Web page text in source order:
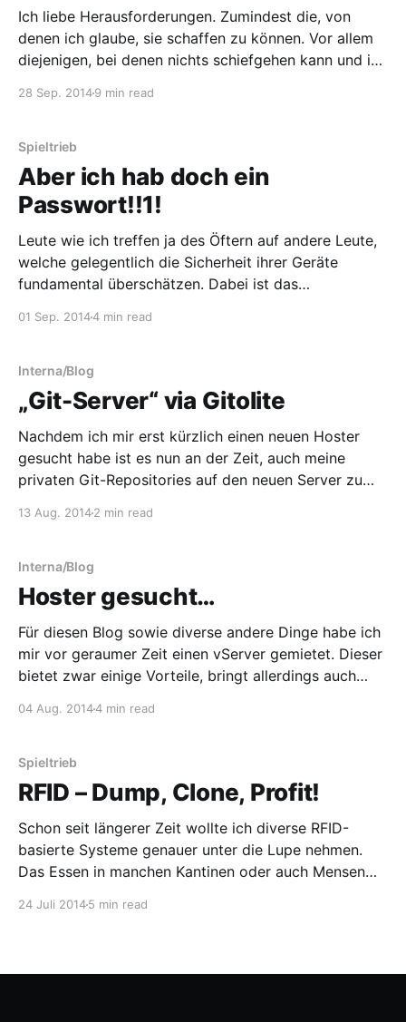
Ich liebe Herausforderungen. Zumindest die, von
denen ich glaube, sie schaffen zu können. Vor allem
diejenigen, bei denen nichts schiefgehen kann und ich
bin, dass ich das auch tatsächlich hinbekomme.
schaffst es nicht, meinen Windows-Account
28 Sep. 20149 min read
Spieltrieb
Aber ich hab doch ein
Passwort!!1!
Leute wie ich treffen ja des Öftern auf andere Leute,
welche gelegentlich die Sicherheit ihrer Geräte
fundamental überschätzen. Dabei ist das
Gerät direkt vor sich hat, in den meisten Fällen sehr
01 Sep. 20144 min read
Interna/Blog
„Git-Server“ via Gitolite
Nachdem ich mir erst kürzlich einen neuen Hoster
gesucht habe ist es nun an der Zeit, auch meine
privaten Git-Repositories auf den neuen Server zu
hierfür Gitolite verwendet und werde auch
Gitolite verwenden. Die Gründe hierfür
13 Aug. 20142 min read
Interna/Blog
Hoster gesucht…
Für diesen Blog sowie diverse andere Dinge habe ich
mir vor geraumer Zeit einen vServer gemietet. Dieser
bietet zwar einige Vorteile, bringt allerdings auch
zwar alles an Programmen laufen lassen, wie ich will,
04 Aug. 20144 min read
Spieltrieb
RFID – Dump, Clone, Profit!
Schon seit längerer Zeit wollte ich diverse RFID-
basierte Systeme genauer unter die Lupe nehmen.
Das Essen in manchen Kantinen oder auch Mensen
24 Juli 20145 min read